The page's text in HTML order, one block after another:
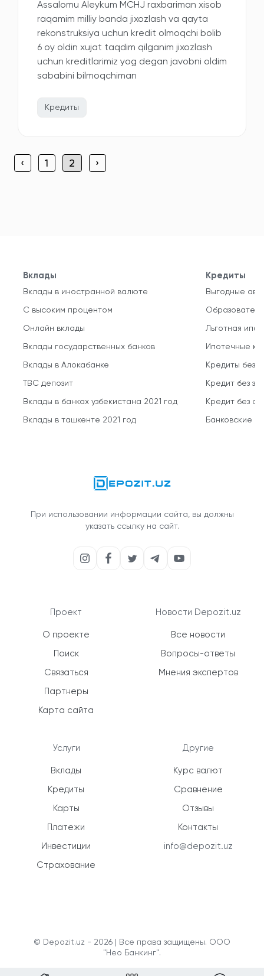
Assalomu Aleykum MCHJ raxbariman xisob
raqamim milliy banda jixozlash va qayta
rekonstruksiya uchun kredit olmoqchi bolib
6 oy oldin xujat taqdim qilganim jixozlash
uchun kreditlarimiz yog degan javobni oldim
sababini bilmoqchiman
Кредиты
‹ 1 2 ›
Вклады
Вклады в иностранной валюте
С высоким процентом
Онлайн вклады
Вклады государственных банков
Вклады в Алокабанке
TBC депозит
Вклады в банках узбекистана 2021 год
Вклады в ташкенте 2021 год
Кредиты
Выгодные
Льготная
Ипотечные
Кредиты без
Кредит без
Кредит без
Банковские
При использовании информации сайта, вы должны
указать ссылку на сайт.
Проект
О проекте
Поиск
Связаться
Партнеры
Карта сайта
Услуги
Вклады
Кредиты
Карты
Платежи
Инвестиции
Страхование
Новости Depozit.uz
Все новости
Вопросы-ответы
Мнения экспертов
Другие
Курс валют
Сравнение
Отзывы
Контакты
info@depozit.uz
© Depozit.uz - 2026 | Все права защищены. ООО
"Нео Банкинг".